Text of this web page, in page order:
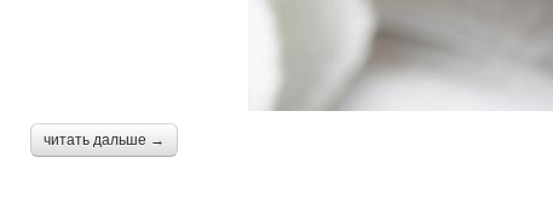
читать дальше →